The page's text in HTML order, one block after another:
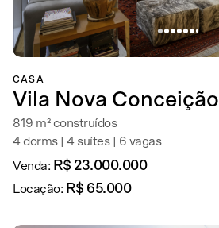
CASA
Vila Nova Conceição
819 m² construídos
4 dorms | 4 suítes | 6 vagas
Venda: R$ 23.000.000
Locação: R$ 65.000